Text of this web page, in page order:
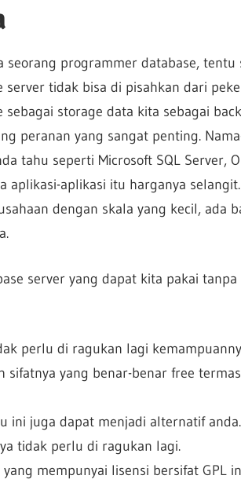
seorang programmer database, tentu
server tidak bisa di pisahkan dari
sebagai storage data kita sebagai
peranan yang sangat penting.
tahu seperti Microsoft SQL Server,
aplikasi itu harganya
dengan skala yang kecil, ada
server yang dapat kita pakai tanpa
perlu di ragukan lagi
sifatnya yang benar-benar free
ini juga dapat menjadi alternatif
tidak perlu di ragukan lagi.
mempunyai lisensi bersifat GPL